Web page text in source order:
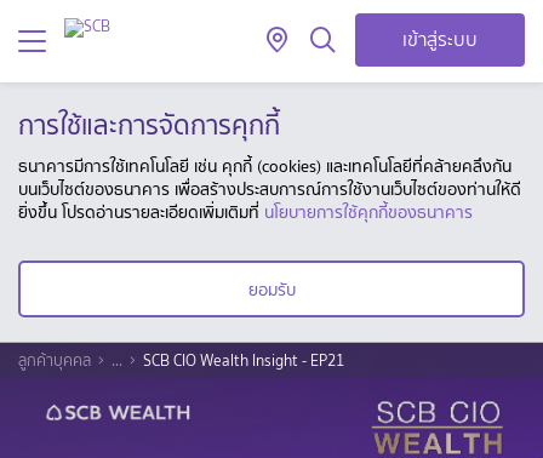
เข้าสู่ระบบ
การใช้และการจัดการคุกกี้
ธนาคารมีการใช้เทคโนโลยี เช่น คุกกี้ (cookies) และเทคโนโลยีที่คล้ายคลึงกัน
บนเว็บไซต์ของธนาคาร เพื่อสร้างประสบการณ์การใช้งานเว็บไซต์ของท่านให้ดี
ยิ่งขึ้น โปรดอ่านรายละเอียดเพิ่มเติมที่ นโยบายการใช้คุกกี้ของธนาคาร
ยอมรับ
ลูกค้าบุคคล ... SCB CIO Wealth Insight - EP21